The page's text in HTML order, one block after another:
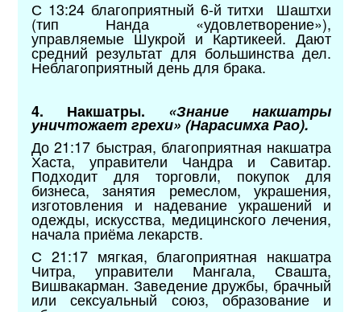
С 13:24 благоприятный 6-й титхи Шаштхи
(тип Нанда «удовлетворение»),
управляемые Шукрой и Картикеей. Дают
средний результат для большинства дел.
Неблагоприятный день для брака.
4. Накшатры. «Знание накшатры
уничтожает грехи» (Нарасимха Рао).
До 21:17 быстрая, благоприятная накшатра
Хаста, управители Чандра и Савитар.
Подходит для торговли, покупок для
бизнеса, занятия ремеслом, украшения,
изготовления и надевание украшений и
одежды, искусства, медицинского лечения,
начала приёма лекарств.
С 21:17 мягкая, благоприятная накшатра
Читра, управители Мангала, Свашта,
Вишвакарман. Заведение дружбы, брачный
или сексуальный союз, образование и